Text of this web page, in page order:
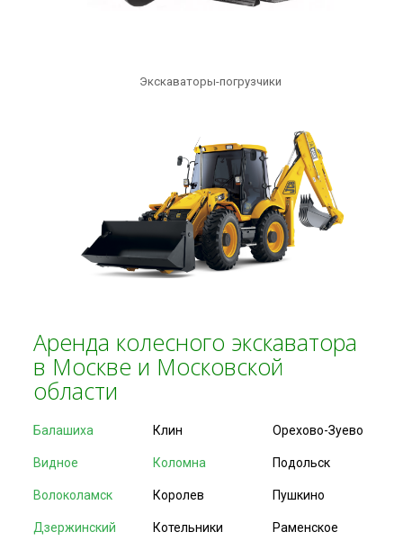
Экскаваторы-погрузчики
Аренда колесного экскаватора
в Москве и Московской
области
Балашиха
Видное
Волоколамск
Дзержинский
Клин
Коломна
Королев
Котельники
Орехово-Зуево
Подольск
Пушкино
Раменское